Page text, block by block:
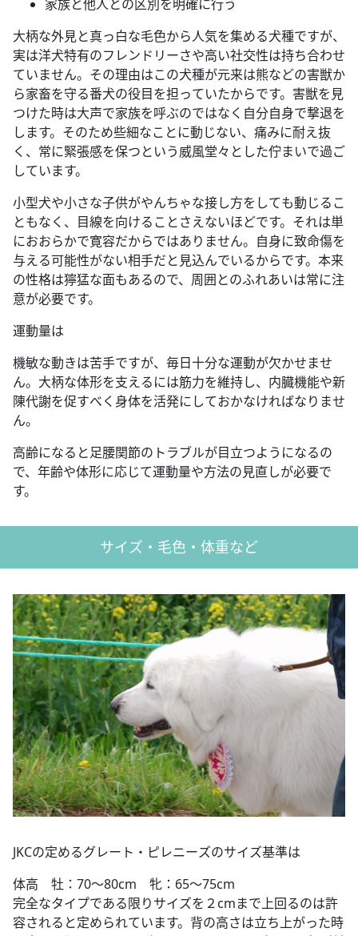
家族と他人との区別を明確に行う
大柄な外見と真っ白な毛色から人気を集める犬種ですが、
実は洋犬特有のフレンドリーさや高い社交性は持ち合わせ
ていません。その理由はこの犬種が元来は熊などの害獣か
ら家畜を守る番犬の役目を担っていたからです。害獣を見
つけた時は大声で家族を呼ぶのではなく自分自身で撃退を
します。そのため些細なことに動じない、痛みに耐え抜
く、常に緊張感を保つという威風堂々とした佇まいで過ご
しています。
小型犬や小さな子供がやんちゃな接し方をしても動じるこ
ともなく、目線を向けることさえないほどです。それは単
におおらかで寛容だからではありません。自身に致命傷を
与える可能性がない相手だと見込んでいるからです。本来
の性格は獰猛な面もあるので、周囲とのふれあいは常に注
意が必要です。
運動量は
機敏な動きは苦手ですが、毎日十分な運動が欠かせませ
ん。大柄な体形を支えるには筋力を維持し、内臓機能や新
陳代謝を促すべく身体を活発にしておかなければなりませ
ん。
高齢になると足腰関節のトラブルが目立つようになるの
で、年齢や体形に応じて運動量や方法の見直しが必要で
す。
サイズ・毛色・体重など
JKCの定めるグレート・ピレニーズのサイズ基準は
体高 牡：70～80cm 牝：65～75cm
完全なタイプである限りサイズを２cmまで上回るのは許
容されると定められています。背の高さは立ち上がった時